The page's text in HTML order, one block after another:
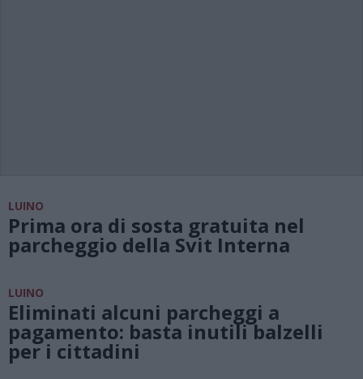
LUINO
Prima ora di sosta gratuita nel
parcheggio della Svit Interna
LUINO
Eliminati alcuni parcheggi a
pagamento: basta inutili balzelli
per i cittadini